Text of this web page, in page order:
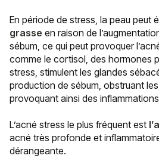
En période de stress, la peau peut
grasse en raison de
sébum, ce qui peut provoquer
comme le cortisol, des hormones
stress, stimulent les glandes
production de sébum, obstruant
provoquant ainsi des
L’acné stress le plus fréquent est
acné très profonde et
dérangeante.